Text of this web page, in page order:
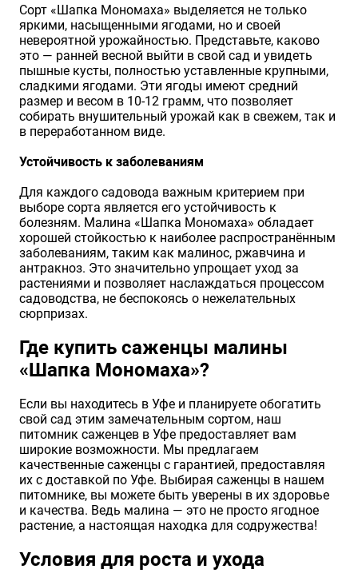
Сорт «Шапка Мономаха» выделяется не только
яркими, насыщенными ягодами, но и своей
невероятной урожайностью. Представьте, каково
это — ранней весной выйти в свой сад и увидеть
пышные кусты, полностью уставленные крупными,
сладкими ягодами. Эти ягоды имеют средний
размер и весом в 10-12 грамм, что позволяет
собирать внушительный урожай как в свежем, так и
в переработанном виде.
Устойчивость к заболеваниям
Для каждого садовода важным критерием при
выборе сорта является его устойчивость к
болезням. Малина «Шапка Мономаха» обладает
хорошей стойкостью к наиболее распространённым
заболеваниям, таким как малинос, ржавчина и
антракноз. Это значительно упрощает уход за
растениями и позволяет наслаждаться процессом
садоводства, не беспокоясь о нежелательных
сюрпризах.
Где купить саженцы малины
«Шапка Мономаха»?
Если вы находитесь в Уфе и планируете обогатить
свой сад этим замечательным сортом, наш
питомник саженцев в Уфе предоставляет вам
широкие возможности. Мы предлагаем
качественные саженцы с гарантией, предоставляя
их с доставкой по Уфе. Выбирая саженцы в нашем
питомнике, вы можете быть уверены в их здоровье
и качества. Ведь малина — это не просто ягодное
растение, а настоящая находка для содружества!
Условия для роста и ухода